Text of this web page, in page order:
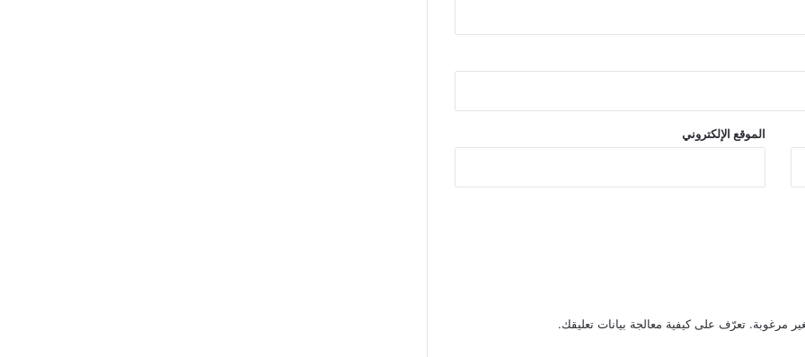
الموقع الإلكتروني
تعرّف على كيفية معالجة بيانات تعليقك.